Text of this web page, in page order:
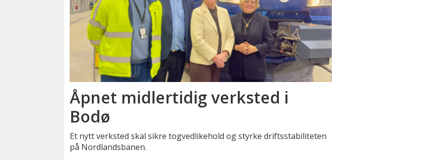
Åpnet midlertidig verksted i
Bodø
Et nytt verksted skal sikre togvedlikehold og styrke driftsstabiliteten
på Nordlandsbanen.